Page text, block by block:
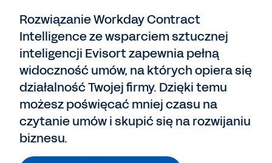
Rozwiązanie Workday Contract
Intelligence ze wsparciem sztucznej
inteligencji Evisort zapewnia pełną
widoczność umów, na których opiera się
działalność Twojej firmy. Dzięki temu
możesz poświęcać mniej czasu na
czytanie umów i skupić się na rozwijaniu
biznesu.